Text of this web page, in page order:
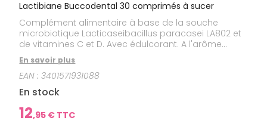
Lactibiane Buccodental 30 comprimés à sucer
Complément alimentaire à base de la souche
microbiotique Lacticaseibacillus paracasei LA802 et
de vitamines C et D. Avec édulcorant. A l'arôme
naturel de menthe.
En savoir plus
EAN :3401571931088
En stock
12,95 € TTC